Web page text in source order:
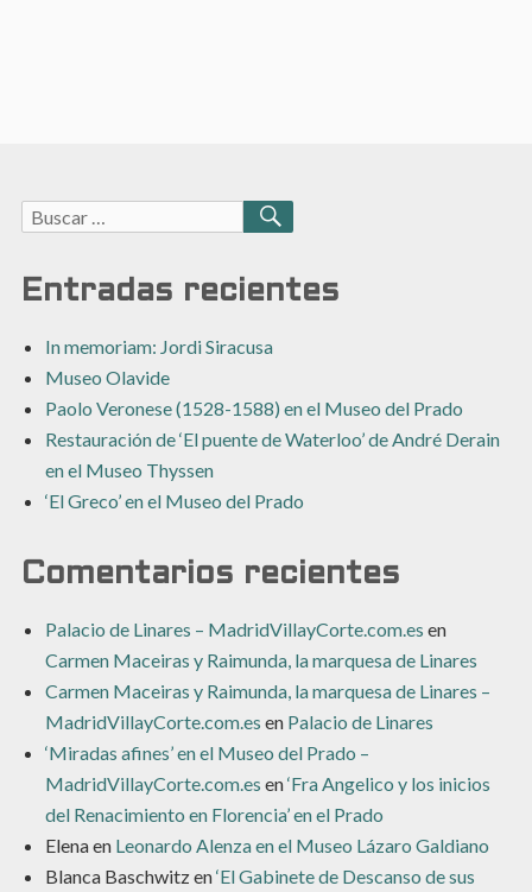
Buscar:
BUSCAR
Entradas recientes
In memoriam: Jordi Siracusa
Museo Olavide
Paolo Veronese (1528-1588) en el Museo del Prado
Restauración de ‘El puente de Waterloo’ de André Derain
en el Museo Thyssen
‘El Greco’ en el Museo del Prado
Comentarios recientes
Palacio de Linares – MadridVillayCorte.com.es en
Carmen Maceiras y Raimunda, la marquesa de Linares
Carmen Maceiras y Raimunda, la marquesa de Linares –
MadridVillayCorte.com.es en Palacio de Linares
‘Miradas afines’ en el Museo del Prado –
MadridVillayCorte.com.es en‘Fra Angelico y los inicios
del Renacimiento en Florencia’ en el Prado
Elenaen Leonardo Alenza en el Museo Lázaro Galdiano
Blanca Baschwitzen‘El Gabinete de Descanso de sus